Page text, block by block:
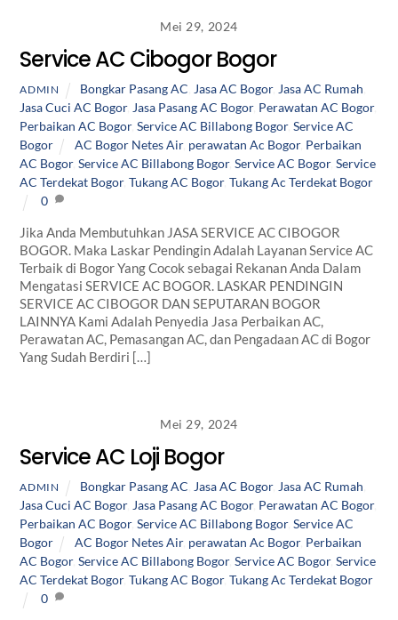
Mei 29, 2024
Service AC Cibogor Bogor
ADMIN Bongkar Pasang AC Jasa AC Bogor, Jasa AC Rumah
Jasa Cuci AC Bogor,Jasa Pasang AC Bogor, Perawatan AC Bogor,
Perbaikan AC Bogor,Service AC Billabong Bogor,Service AC
Bogor
AC Bogor Netes Air, perawatan Ac Bogor, Perbaikan
AC Bogor,Service AC Billabong Bogor,Service AC Bogor,Service
AC Terdekat Bogor,Tukang AC Bogor,Tukang Ac Terdekat Bogor
0
Jika Anda Membutuhkan JASA SERVICE AC CIBOGOR
BOGOR. Maka Laskar Pendingin Adalah Layanan Service AC
Terbaik di Bogor Yang Cocok sebagai Rekanan Anda Dalam
Mengatasi SERVICE AC BOGOR. LASKAR PENDINGIN
SERVICE AC CIBOGOR DAN SEPUTARAN BOGOR
LAINNYA Kami Adalah Penyedia Jasa Perbaikan AC,
Perawatan AC, Pemasangan AC, dan Pengadaan AC di Bogor
Yang Sudah Berdiri […]
Mei 29, 2024
Service AC Loji Bogor
ADMIN Bongkar Pasang AC Jasa AC Bogor, Jasa AC Rumah
Jasa Cuci AC Bogor,Jasa Pasang AC Bogor, Perawatan AC Bogor,
Perbaikan AC Bogor,Service AC Billabong Bogor,Service AC
Bogor
AC Bogor Netes Air, perawatan Ac Bogor, Perbaikan
AC Bogor,Service AC Billabong Bogor,Service AC Bogor,Service
AC Terdekat Bogor,Tukang AC Bogor,Tukang Ac Terdekat Bogor
0